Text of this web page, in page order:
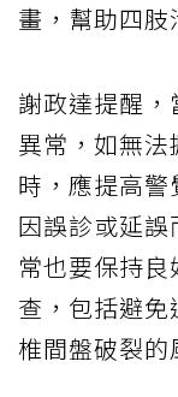
畫，幫助四肢
謝政達提醒
異常，如無
時，應提高
因誤診或延
常也要保持
查，包括避
椎間盤破裂的